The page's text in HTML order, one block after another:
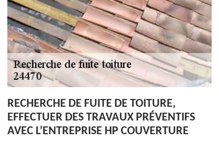
RECHERCHE DE FUITE DE TOITURE,
EFFECTUER DES TRAVAUX PRÉVENTIFS
AVEC L’ENTREPRISE HP COUVERTURE